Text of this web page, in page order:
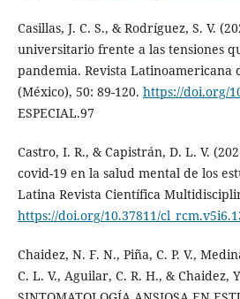
Casillas, J. C. S., & Rodríguez, S. V.
universitario frente a las tensiones
pandemia. Revista Latinoamericana
(México), 50: 89-120. https://doi.org/
ESPECIAL.97
Castro, I. R., & Capistrán, D. L. V.
covid-19 en la salud mental de los
Latina Revista Científica
https://doi.org/10.37811/
Chaidez, N. F. N., Piña, C. P. V.,
C. L. V., Aguilar, C. R. H., & Chaidez,